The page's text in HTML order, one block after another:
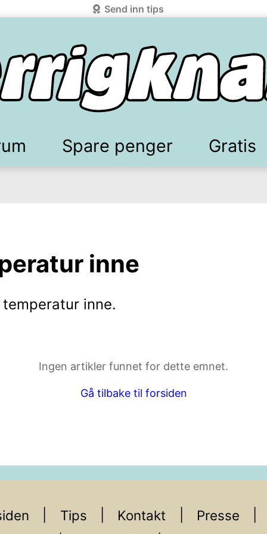
Send inn tips
Spare penger Gratis
i neste steg.
inne
inne.
Ingen artikler funnet for dette emnet.
Gå tilbake til forsiden
Tips Kontakt Presse